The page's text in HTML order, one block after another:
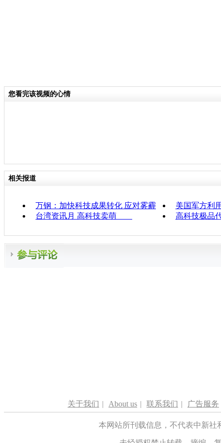
您看完该视频的心情
相关报道
万钢：加快科技成果转化 应对雾霾
美国军方利
台湾资讯月 高科技卖萌
高科技极品
关于我们 | About us | 联系我们 | 广告服务
本网站所刊载信息，不代表中新